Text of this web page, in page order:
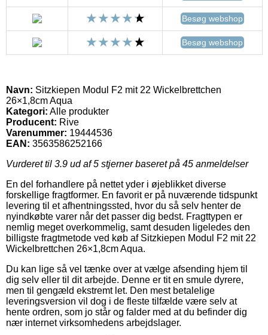
Besøg webshop
Besøg webshop
Navn: Sitzkiepen Modul F2 mit 22 Wickelbrettchen
26×1,8cm Aqua
Kategori: Alle produkter
Producent: Rive
Varenummer: 19444536
EAN: 3563586252166
Vurderet til 3.9 ud af 5 stjerner baseret på 45 anmeldelser
En del forhandlere på nettet yder i øjeblikket diverse
forskellige fragtformer. En favorit er på nuværende tidspunkt
levering til et afhentningssted, hvor du så selv henter de
nyindkøbte varer når det passer dig bedst. Fragttypen er
nemlig meget overkommelig, samt desuden ligeledes den
billigste fragtmetode ved køb af Sitzkiepen Modul F2 mit 22
Wickelbrettchen 26×1,8cm Aqua.
Du kan lige så vel tænke over at vælge afsending hjem til
dig selv eller til dit arbejde. Denne er tit en smule dyrere,
men til gengæld ekstremt let. Den mest betalelige
leveringsversion vil dog i de fleste tilfælde være selv at
hente ordren, som jo står og falder med at du befinder dig
nær internet virksomhedens arbejdslager.